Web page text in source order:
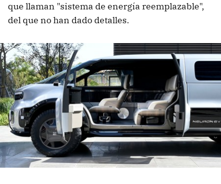
que llaman "sistema de energía reemplazable",
del que no han dado detalles.